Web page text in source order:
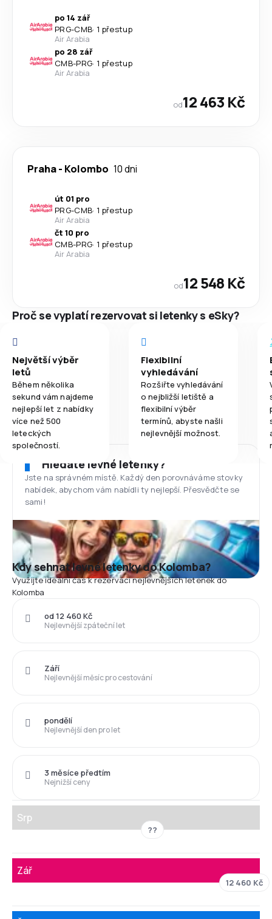
po 14 zář
PRG-CMB· 1 přestup
Air Arabia
po 28 zář
CMB-PRG· 1 přestup
Air Arabia
od12 463 Kč
Praha- Kolombo 10 dni
út 01 pro
PRG-CMB· 1 přestup
Air Arabia
čt 10 pro
CMB-PRG· 1 přestup
Air Arabia
od12 548 Kč
Proč se vyplatí rezervovat si letenky s eSky?
Největší výběr
letů
Během několika
sekund vám najdeme
nejlepší let z nabídky
více než 500
leteckých
společností.
Flexibilní
vyhledávání
Rozšiřte vyhledávání
o nejbližší letiště a
flexibilní výběr
termínů, abyste našli
nejlevnější možnost.
Hledáte levné letenky?
Jste na správném místě. Každý den porovnáváme stovky
nabídek, abychom vám nabídli ty nejlepší. Přesvědčte se
sami!
Kdy sehnat levné letenky do Kolomba?
Využijte ideální čas k rezervaci nejlevnějších letenek do
Kolomba
Nejlevnější zpáteční let
od 12 460 Kč
Nejlevnější měsíc pro cestování
Září
Nejlevnější den pro let
pondělí
Nejnižší ceny
3 měsíce předtím
Srp
??
Zář
12 460 Kč